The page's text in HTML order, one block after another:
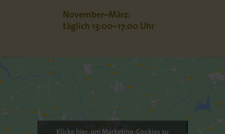
November–März:
täglich 13:00–17:00 Uhr
Klicke hier, um Marketing-Cookies zu